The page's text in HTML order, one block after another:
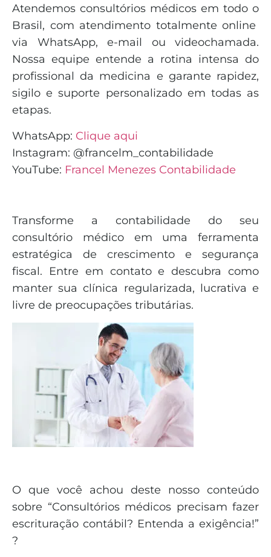
Atendemos consultórios médicos em todo o
Brasil, com atendimento totalmente online
via WhatsApp, e-mail ou videochamada.
Nossa equipe entende a rotina intensa do
profissional da medicina e garante rapidez,
sigilo e suporte personalizado em todas as
etapas.
WhatsApp: Clique aqui
Instagram: @francelm_contabilidade
YouTube: Francel Menezes Contabilidade
Transforme a contabilidade do seu
consultório médico em uma ferramenta
estratégica de crescimento e segurança
fiscal. Entre em contato e descubra como
manter sua clínica regularizada, lucrativa e
livre de preocupações tributárias.
O que você achou deste nosso conteúdo
sobre “Consultórios médicos precisam fazer
escrituração contábil? Entenda a exigência!”
?